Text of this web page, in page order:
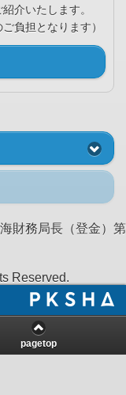
介いたします。
負担となります）
財務局長（登金）第
Reserved.
pagetop